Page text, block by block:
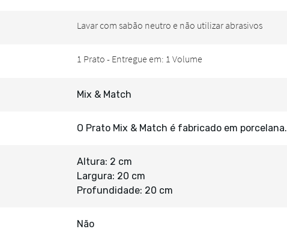
Mix & Match
O Prato Mix & Match é fabricado em porcelana.
Altura: 2 cm
Largura: 20 cm
Profundidade: 20 cm
Não